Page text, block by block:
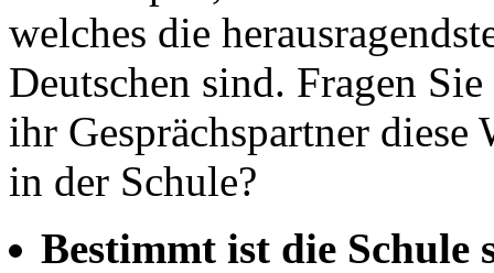
welches die
Deutschen sind. Fragen
ihr Gesprächspartner
in der Schule?
Bestimmt ist die Schule